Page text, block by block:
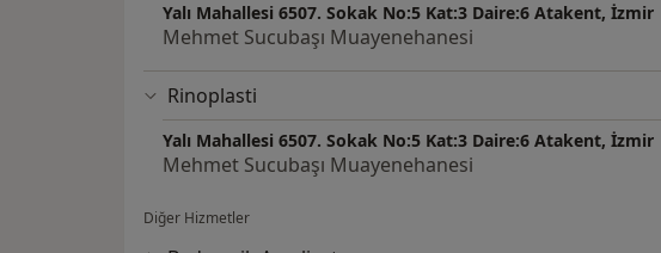
Yalı Mahallesi 6507. Sokak No:5 Kat:3 Daire:6 Atakent, İzmir
Mehmet Sucubaşı Muayenehanesi
Rinoplasti
Yalı Mahallesi 6507. Sokak No:5 Kat:3 Daire:6 Atakent, İzmir
Mehmet Sucubaşı Muayenehanesi
Diğer Hizmetler